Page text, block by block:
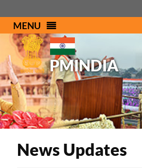
MENU
PMINDIA
News Updates